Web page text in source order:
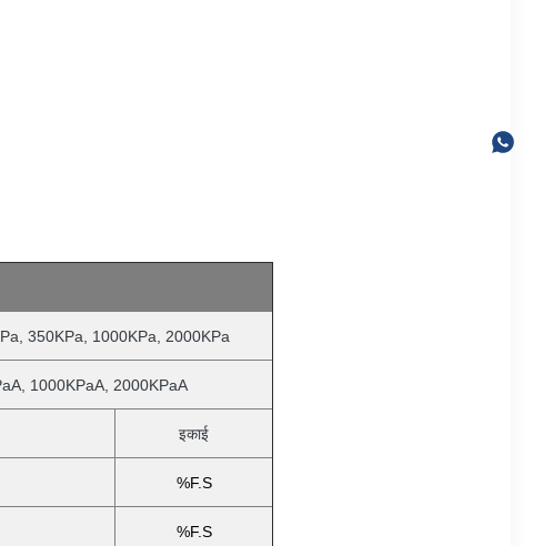
350KPa, 1000KPa, 2000KPa
1000KPaA, 2000KPaA
इकाई
%F.S
%F.S